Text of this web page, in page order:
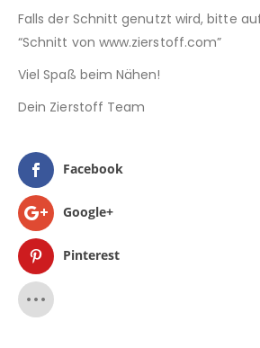
Falls der Schnitt genutzt wird, bitte
“Schnitt von www.zierstoff.com”
Viel Spaß beim Nähen!
Dein Zierstoff Team
Facebook
Google+
Pinterest